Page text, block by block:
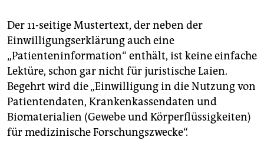
Der 11-seitige Mustertext, der neben der
Einwilligungserklärung auch eine
„Patienteninformation“ enthält, ist keine einfache
Lektüre, schon gar nicht für juristische Laien.
Begehrt wird die „Einwilligung in die Nutzung von
Patientendaten, Kranken­kas­sen­daten und
Biomaterialien (Gewebe und Körperflüssigkeiten)
für medizinische Forschungszwecke“.